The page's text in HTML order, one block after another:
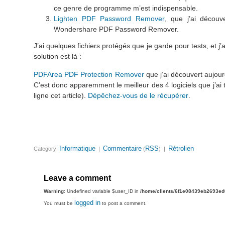
ce genre de programme m’est indispensable.
Lighten PDF Password Remover, que j’ai
Wondershare PDF Password Remover.
J’ai quelques fichiers protégés que je garde pour tests, et
solution est là :
PDFArea PDF Protection Removerque j’ai découvert
C’est donc apparemment le meilleur des 4 logiciels que
ligne cet article). Dépêchez-vous de le récupérer
Category: Informatique |Commentaire (RSS) | Rétrolien
Leave a comment
Warning: Undefined variable $user_ID in/home/clients/
You must be logged in to post a comment.